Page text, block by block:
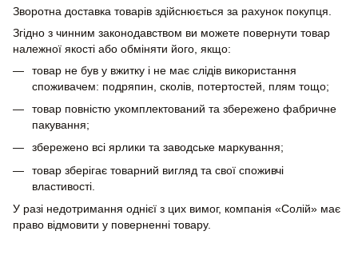
Зворотна доставка товарів здійснюється за рахунок покупця.
Згідно з чинним законодавством ви можете повернути товар
належної якості або обміняти його, якщо:
товар не був у вжитку і не має слідів використання
споживачем: подряпин, сколів, потертостей, плям тощо;
товар повністю укомплектований та збережено фабричне
пакування;
збережено всі ярлики та заводське маркування;
товар зберігає товарний вигляд та свої споживчі
властивості.
У разі недотримання однієї з цих вимог, компанія «Солій» має
право відмовити у поверненні товару.